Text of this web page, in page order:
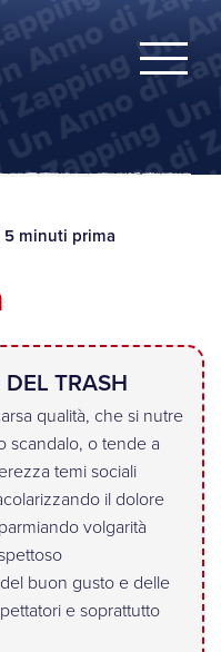
5 minuti prima
TRASH
qualità, che si nutre
scandalo, o tende a
temi sociali
il dolore
volgarità
buon gusto e delle
e soprattutto